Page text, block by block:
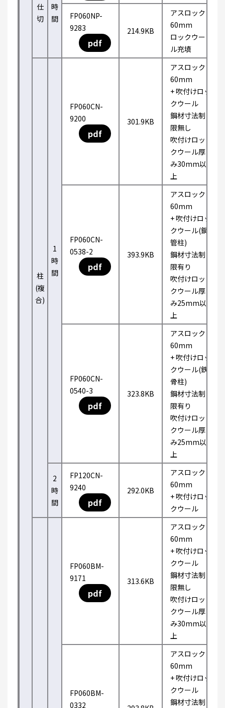
仕
切
時
間
FP060NP-
9283
pdf
214.9KB
アスロック
60mm
ロックウー
ル充填
柱
(複
合)
1
時
間
FP060CN-
9200
pdf
301.9KB
アスロック
60mm
+ 吹付けロッ
クウール
鋼材寸法制
限無し
吹付けロッ
クウール厚
み30mm以
上
FP060CN-
0538-2
pdf
393.9KB
アスロック
60mm
+ 吹付けロッ
クウール(鋼
管柱)
鋼材寸法制
限有り
吹付けロッ
クウール厚
み25mm以
上
FP060CN-
0540-3
pdf
323.8KB
アスロック
60mm
+ 吹付けロッ
クウール(鉄
骨柱)
鋼材寸法制
限有り
吹付けロッ
クウール厚
み25mm以
上
2
時
間
FP120CN-
9240
pdf
292.0KB
アスロック
60mm
+ 吹付けロッ
クウール
FP060BM-
9171
pdf
313.6KB
アスロック
60mm
+ 吹付けロッ
クウール
鋼材寸法制
限無し
吹付けロッ
クウール厚
み30mm以
上
FP060BM-
0332
アスロック
60mm
+ 吹付けロッ
クウール
鋼材寸法制